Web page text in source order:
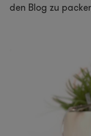
den Blog zu